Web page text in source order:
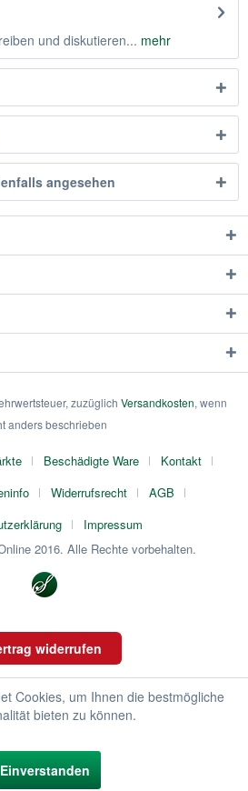
und diskutieren... mehr
angesehen
zuzüglich Versandkosten, wenn
anders beschrieben
Beschädigte Ware
Kontakt
Widerrufsrecht
AGB
Impressum
2016. Alle Rechte vorbehalten.
widerrufen
Cookies, um Ihnen die bestmögliche
bieten zu können.
Einverstanden